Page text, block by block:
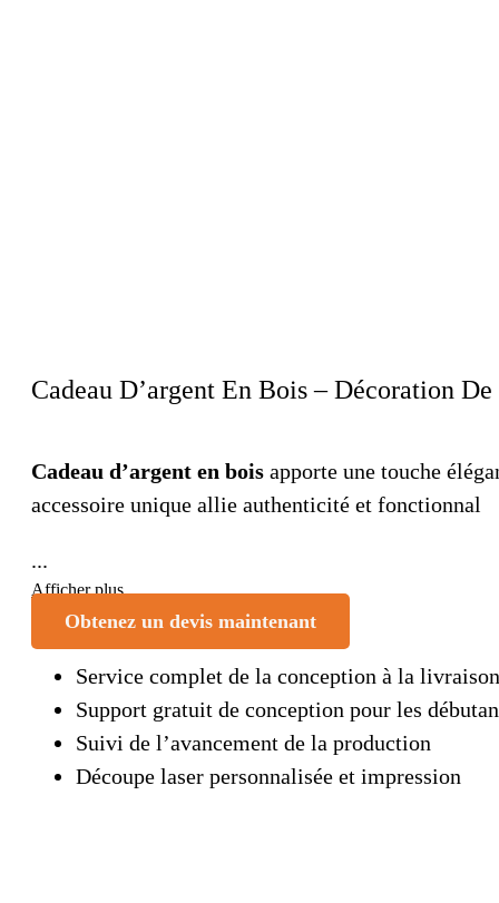
Cadeau D’argent En Bois – Décoration
Cadeau d’argent en bois apporte une touche
accessoire unique allie authenticité et fonctionnal
...
Afficher plus
Obtenez un devis maintenant
Service complet de la conception à la livraison
Support gratuit de conception pour les
Suivi de l’avancement de la production
Découpe laser personnalisée et impression